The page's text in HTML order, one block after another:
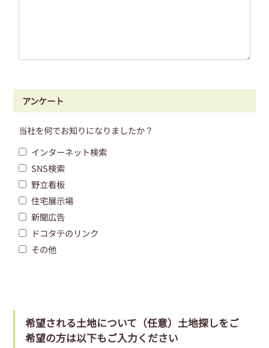
アンケート
当社を何でお知りになりましたか？
インターネット検索
SNS検索
野立看板
住宅展示場
新聞広告
ドコタテのリンク
その他
希望される土地について（任意）土地探しをご
希望の方は以下もご入力ください